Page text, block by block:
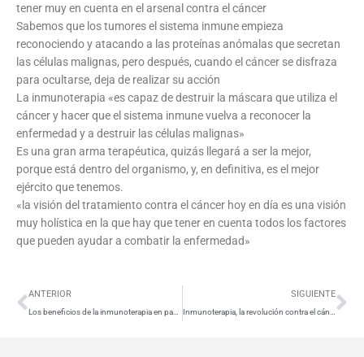
tener muy en cuenta en el arsenal contra el cáncer
Sabemos que los tumores el sistema inmune empieza
reconociendo y atacando a las proteínas anómalas que secretan
las células malignas, pero después, cuando el cáncer se disfraza
para ocultarse, deja de realizar su acción
La inmunoterapia «es capaz de destruir la máscara que utiliza el
cáncer y hacer que el sistema inmune vuelva a reconocer la
enfermedad y a destruir las células malignas»
Es una gran arma terapéutica, quizás llegará a ser la mejor,
porque está dentro del organismo, y, en definitiva, es el mejor
ejército que tenemos.
«la visión del tratamiento contra el cáncer hoy en día es una visión
muy holística en la que hay que tener en cuenta todos los factores
que pueden ayudar a combatir la enfermedad»
Ant
ANTERIOR SIGUIENTE